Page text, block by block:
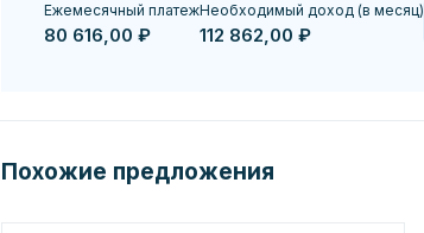
Ежемесячный платеж
80 616,00 ₽
Необходимый доход (в месяц)
112 862,00 ₽
Похожие предложения